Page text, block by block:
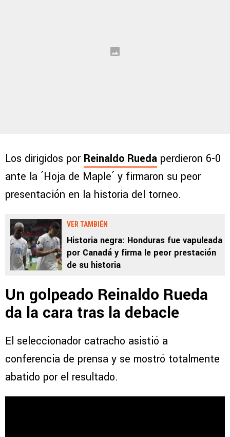
Los dirigidos por Reinaldo Rueda perdieron 6-0
ante la ´Hoja de Maple´ y firmaron su peor
presentación en la historia del torneo.
VER TAMBIÉN
Historia negra: Honduras fue vapuleada
por Canadá y firma le peor prestación
de su historia
Un golpeado Reinaldo Rueda
da la cara tras la debacle
El seleccionador catracho asistió a
conferencia de prensa y se mostró totalmente
abatido por el resultado.